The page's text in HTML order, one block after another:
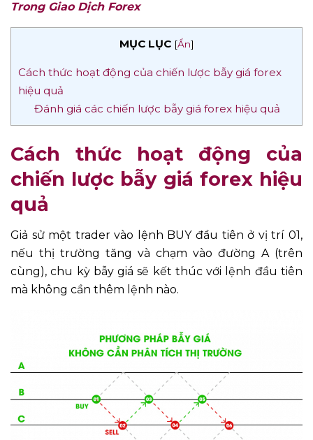
Trong Giao Dịch Forex
MỤC LỤC [Ẩn]
Cách thức hoạt động của chiến lược bẫy giá forex
hiệu quả
Đánh giá các chiến lược bẫy giá forex hiệu quả
Cách thức hoạt động của
chiến lược bẫy giá forex hiệu
quả
Giả sử một trader vào lệnh BUY đầu tiên ở vị trí 01,
nếu thị trường tăng và chạm vào đường A (trên
cùng), chu kỳ bẫy giá sẽ kết thúc với lệnh đầu tiên
mà không cần thêm lệnh nào.